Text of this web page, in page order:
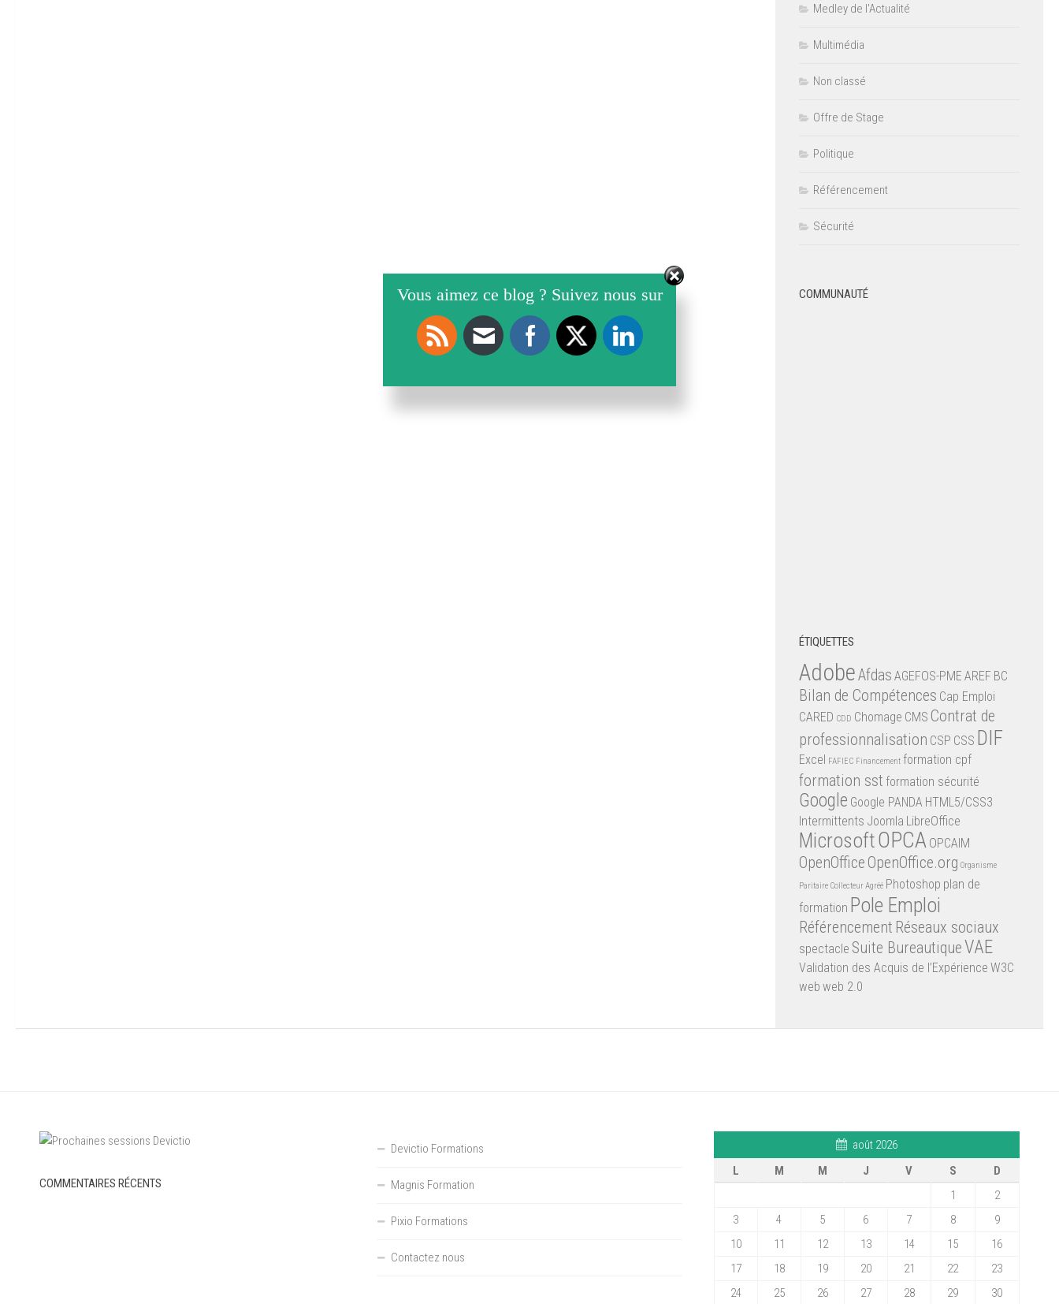
Medley de l'Actualité
Multimédia
Non classé
Offre de Stage
Politique
Référencement
Sécurité
COMMUNAUTÉ
ÉTIQUETTES
AdobeAfdas AGEFOS-PME AREF BC
Bilan de Compétences Cap Emploi
CARED CDD Chomage CMS Contrat de
professionnalisation CSP CSS DIF
Excel FAFIEC Financement formation cpf
formation sst formation sécurité
Google Google PANDA HTML5/CSS3
Intermittents Joomla LibreOffice
MicrosoftOPCA OPCAIM
OpenOffice OpenOffice.org Organisme
Paritaire Collecteur Agréé Photoshop plan de
formation Pole Emploi
Référencement Réseaux sociaux
spectacle Suite BureautiqueVAE
Validation des Acquis de l’Expérience W3C
web web 2.0
COMMENTAIRES RÉCENTS
Devictio Formations
Magnis Formation
Pixio Formations
Contactez nous
août 2026
L
M M J V S
D
1
2
3
4 5 6 7 8
9
10
11 12 13 14 15
16
17
18 19 20 21 22
23
24
25 26 27 28 29 30
Vous aimez ce blog ? Suivez nous sur